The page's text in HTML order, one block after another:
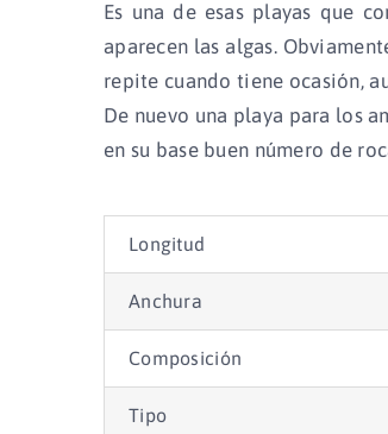
Es una de esas playas que
aparecen las algas.
repite cuando tiene ocasión,
De nuevo una playa para los
en su base buen número de
Longitud
Anchura
Composición
Tipo